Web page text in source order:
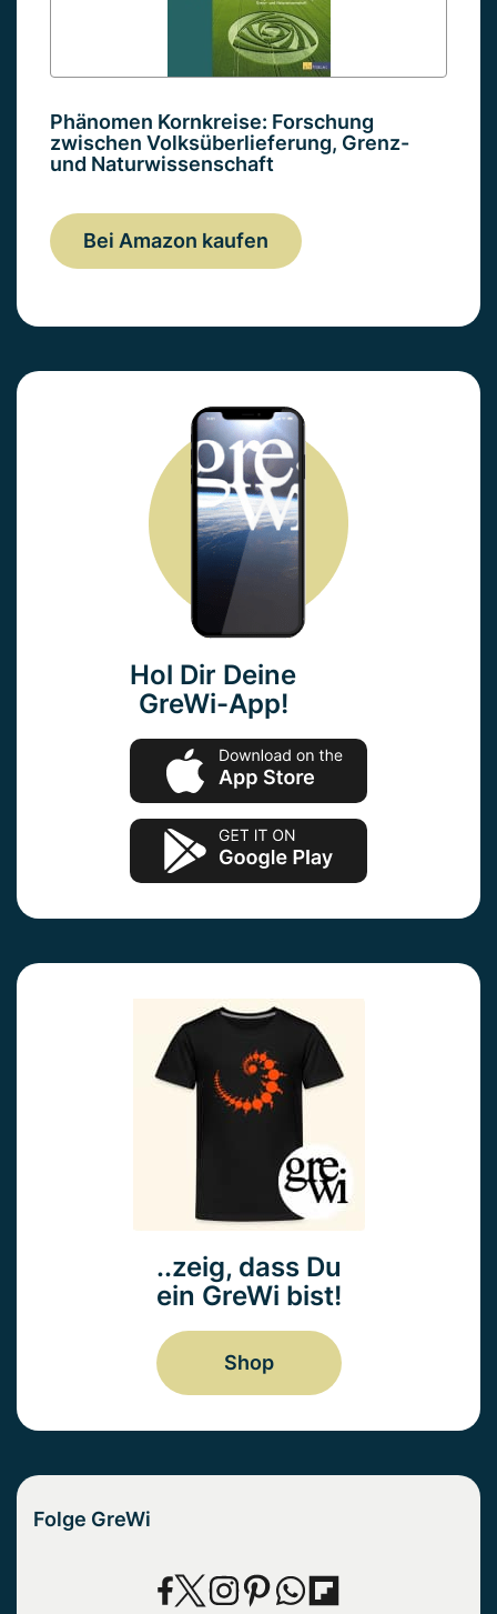
Phänomen Kornkreise: Forschung
zwischen Volksüberlieferung, Grenz-
und Naturwissenschaft
Bei Amazon kaufen
Hol Dir Deine
GreWi-App!
..zeig, dass Du
ein GreWi bist!
Shop
Folge GreWi